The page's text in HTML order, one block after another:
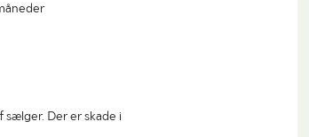
Der er skade i